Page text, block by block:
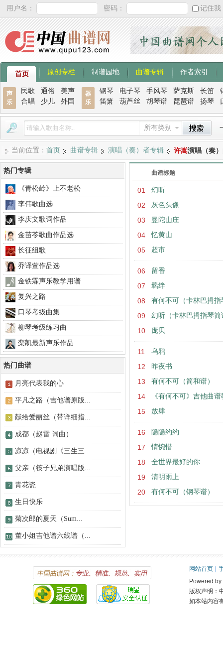
用户名： 密码： 记住我
首页 原创专栏 制谱园地 曲谱专辑 作者索引
声
乐
民歌 通俗
美声
合唱
少儿 外国
器
乐
钢琴 电子琴 手风琴 萨克斯 长笛
笛箫
葫芦丝 胡琴谱 琵琶谱 扬琴
所有类别
当前位置： 首页 曲谱专辑 演唱（奏）者专辑 许嵩演唱（奏
曲谱标题
01 幻听
02 灰色头像
03 曼陀山庄
04 忆黄山
05 超市
06 留香
07 羁绊
08 有何不可（卡林巴拇指
09 幻听（卡林巴拇指琴简
10 庞贝
11 乌鸦
12 昨夜书
13 有何不可（简和谱）
14 《有何不可》吉他曲谱
15 放肆
16 隐隐约约
17 情惋惜
18 全世界最好的你
19 清明雨上
20 有何不可（钢琴谱）
热门专辑
《青松岭》上不老松
李伟歌曲选
李庆文歌词作品
金苗苓歌曲作品选
长征组歌
乔译萱作品选
金铁霖声乐教学用谱
复兴之路
口琴考级曲集
柳琴考级练习曲
栾凯最新声乐作品
热门曲谱
月亮代表我的心
平凡之路（吉他谱原版...
献给爱丽丝（带详细指...
成都（赵雷 词曲）
凉凉（电视剧《三生三...
父亲（筷子兄弟演唱版...
青花瓷
生日快乐
菊次郎的夏天（Sum...
董小姐吉他谱六线谱（...
网站首页
Powered
版权声明：
如本站内容